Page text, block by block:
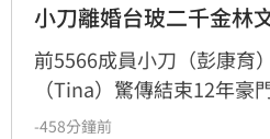
小刀離婚台玻二千金林
前5566成員小刀（彭康育
（Tina）驚傳結束12年豪
舉辦耗資逾500萬的世紀婚
-458分鐘前